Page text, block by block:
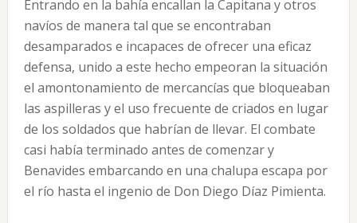
Entrando en la bahía encallan la Capitana y otros
navíos de manera tal que se encontraban
desamparados e incapaces de ofrecer una eficaz
defensa, unido a este hecho empeoran la situación
el amontonamiento de mercancías que bloqueaban
las aspilleras y el uso frecuente de criados en lugar
de los soldados que habrían de llevar. El combate
casi había terminado antes de comenzar y
Benavides embarcando en una chalupa escapa por
el río hasta el ingenio de Don Diego Díaz Pimienta.